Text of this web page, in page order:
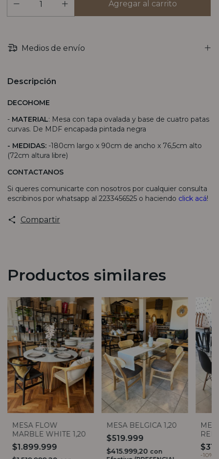
Medios de envío
Descripción
DECOHOME
- MATERIAL: Mesa con tapa ovalada y base de cuatro patas
curvas. De MDF encapada pintada negra
- MEDIDAS: -180cm largo x 90cm de ancho x 76,5cm alto
(72cm altura libre)
CONTACTANOS
Si queres comunicarte con nosotros por cualquier consulta
escribinos por whatsapp al 2233456525 o haciendo click acá!
Compartir
Productos similares
MESA FLOW
MARBLE WHITE 1,20
$1.899.999
MESA BELGICA 1,20
$519.999
$415.999,20 con
-10%